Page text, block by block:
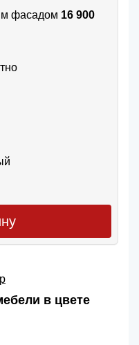
фасадом 16 900
в цвете